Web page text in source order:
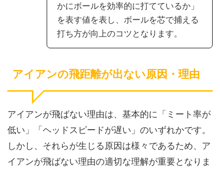
かにボールを効率的に打てているか」
を表す値を表し、ボールを芯で捕える
打ち方が向上のコツとなります。
アイアンの飛距離が出ない原因・理由
アイアンが飛ばない理由は、基本的に「ミート率が
低い」「ヘッドスピードが遅い」のいずれかです。
しかし、それらが生じる原因は様々であるため、ア
イアンが飛ばない理由の適切な理解が重要となりま